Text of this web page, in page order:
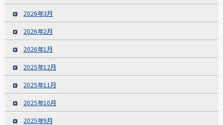
2026年3月
2026年2月
2026年1月
2025年12月
2025年11月
2025年10月
2025年9月